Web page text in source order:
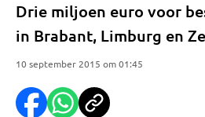
Drie miljoen euro voor
in Brabant, Limburg en
10 september 2015 om 01:45